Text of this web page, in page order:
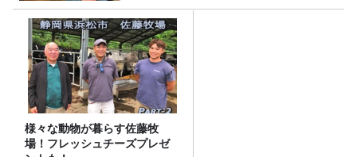
様々な動物が暮らす佐藤牧
場！フレッシュチーズプレゼ